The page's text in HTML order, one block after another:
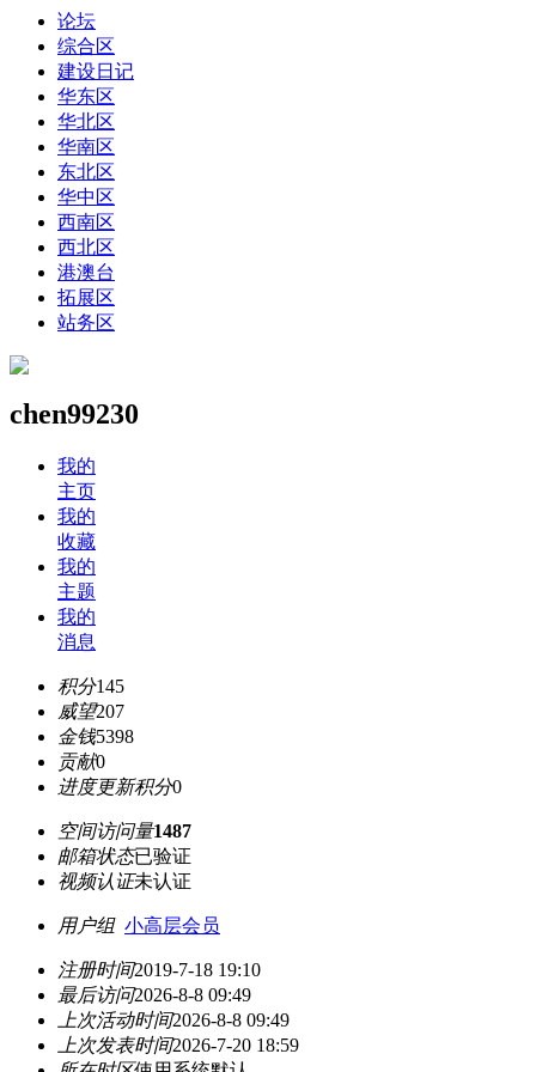
论坛
综合区
建设日记
华东区
华北区
华南区
东北区
华中区
西南区
西北区
港澳台
拓展区
站务区
chen99230
我的
主页
我的
收藏
我的
主题
我的
消息
积分145
威望207
金钱5398
贡献0
进度更新积分0
空间访问量1487
邮箱状态已验证
视频认证未认证
用户组 小高层会员
注册时间2019-7-18 19:10
最后访问2026-8-8 09:49
上次活动时间2026-8-8 09:49
上次发表时间2026-7-20 18:59